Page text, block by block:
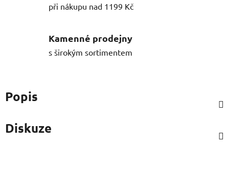
při nákupu nad 1199 Kč
Kamenné prodejny
s širokým sortimentem
Popis
Diskuze